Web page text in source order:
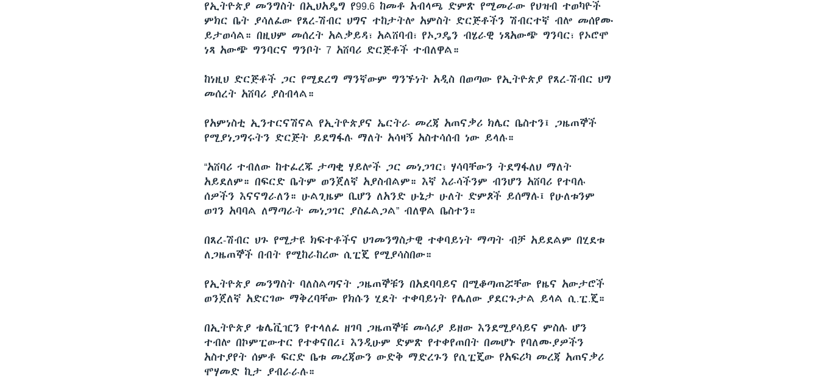
የኢትዮጵያ መንግስት በኢህአዴግ የ99.6 ከመቶ አብላጫ ድምጽ የሚመራው የህዝብ ተወካዮች
ምክር ቤት ያሳለፈው የጸረ-ሽብር ህግና ተከታትሎ አምስት ድርጅቶችን ሽብርተኛ ብሎ መሰየሙ
ይታወሳል። በዚህም መሰረት አልቃይዳ፣ አልሸባብ፣ የኦጋዴን ብሄራዊ ነጻአውጭ ግንባር፣ የኦሮሞ
ነጻ አውጭ ግንባርና ግንቦት 7 አሸባሪ ድርጅቶች ተብለዋል።
ከነዚህ ድርጅቶች ጋር የሚደረግ ማንኛውም ግንኙነት አዲስ በወጣው የኢትዮጵያ የጸረ-ሽብር ህግ
መሰረት አሸባሪ ያስብላል።
የአምነስቲ ኢንተርናሽናል የኢትዮጵያና ኤርትራ መረጃ አጠናቃሪ ክሌር ቤስተን፤ ጋዜጠኞች
የሚያነጋግሩትን ድርጅት ይደግፋሉ ማለት አሳዛኝ አስተሳሰብ ነው ይላሉ።
“አሸባሪ ተብለው ከተፈረጁ ታጣቂ ሃይሎች ጋር መነጋገር፣ ሃሳባቸውን ትደግፋለህ ማለት
አይደለም። በፍርድ ቤትም ወንጀለኛ አያስብልም። እኛ እራሳችንም ብንሆን አሸባሪ የተባሉ
ሰዎችን እናናግራለን። ሁልጊዜም ቢሆን ለአንድ ሁኔታ ሁለት ድምጾች ይሰማሉ፤ የሁለቱንም
ወገን አባባል ለማጣራት መነጋገር ያስፈልጋል” ብለዋል ቤስተን።
በጸረ-ሽብር ህጉ የሚታዩ ክፍተቶችና ህገመንግስታዊ ተቀባይነት ማጣት ብቻ አይደልም በሂደቱ
ለጋዜጠኞች በብት የሚከራከረው ሲፒጄ የሚያሳስበው።
የኢትዮጵያ መንግስት ባለስልጣናት ጋዜጠኞቹን በአደባባይና በሚቆጣጠሯቸው የዜና አውታሮች
ወንጀለኛ አድርገው ማቅረባቸው የክሱን ሂደት ተቀባይነት የሌለው ያደርጉታል ይላል ሲ.ፒ.ጄ።
በኢትዮጵያ ቴሌቪዢን የተላለፈ ዘገባ ጋዜጠኞቹ መሳሪያ ይዘው እንደሚያሳይና ምስሉ ሆን
ተብሎ በኮምፒውተር የተቀናበረ፤ እንዲሁም ድምጽ የተቀየጠበት በመሆኑ የባለሙያዎችን
አስተያየት ሰምቶ ፍርድ ቤቱ መረጃውን ውድቅ ማድረጉን የሲፒጄው የአፍሪካ መረጃ አጠናቃሪ
ሞሃመድ ኪታ ያብራራሉ።